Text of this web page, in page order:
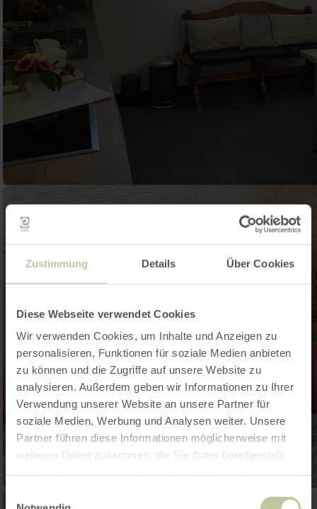
Zustimmung Details Über Cookies
Diese Webseite verwendet Cookies
Wir verwenden Cookies, um Inhalte und Anzeigen zu
personalisieren, Funktionen für soziale Medien anbieten
zu können und die Zugriffe auf unsere Website zu
analysieren. Außerdem geben wir Informationen zu Ihrer
Verwendung unserer Website an unsere Partner für
soziale Medien, Werbung und Analysen weiter. Unsere
Partner führen diese Informationen möglicherweise mit
weiteren Daten zusammen, die Sie ihnen bereitgestellt